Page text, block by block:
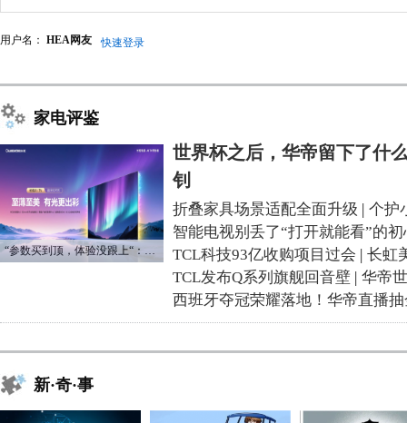
用户名： HEA网友 快速登录
家电评鉴
“参数买到顶，体验没跟上“：长虹追光Q70S给高端电视打了个样
世界杯之后，华帝留下了什
钊
折叠家具场景适配全面升级 | 个护
智能电视别丢了“打开就能看”的初
TCL科技93亿收购项目过会 | 长虹
TCL发布Q系列旗舰回音壁 | 华帝
西班牙夺冠荣耀落地！华帝直播
新·奇·事